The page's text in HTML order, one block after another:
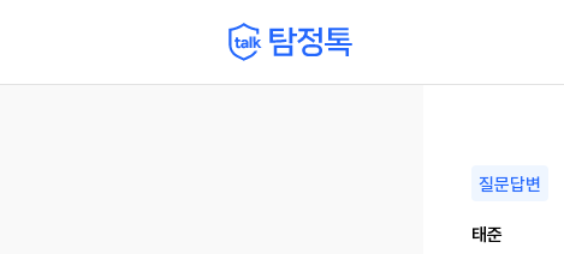
질문답변
태준